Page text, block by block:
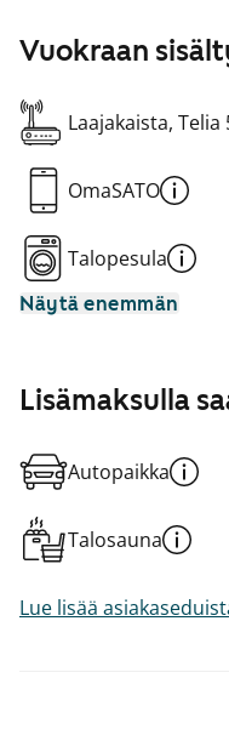
Vuokraan
Laajakaista, Telia
OmaSATO
Talopesula
Näytä enemmän
Lisämaksulla
Autopaikka
Talosauna
Lue lisää